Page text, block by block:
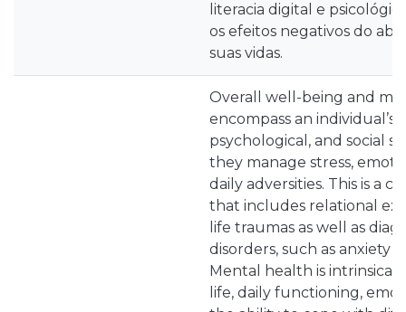
literacia digital e
os efeitos negativos do
suas vidas.
Overall well-being and
encompass an individual’s
psychological, and social
they manage stress,
daily adversities. This is a
that includes relational
life traumas as well as
disorders, such as anxiety
Mental health is
life, daily functioning,